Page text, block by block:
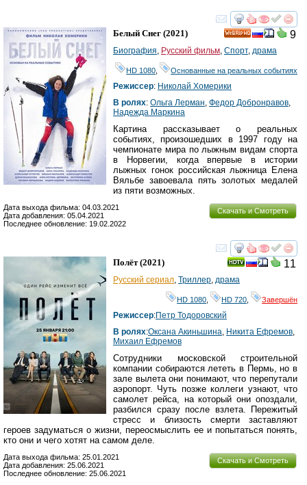
смотреть
9
Белый Снег (2021)
Биография, Русский фильм, Спорт, драма
HD 1080 Основанные на реальных событиях
Режиссер: Николай Хомерики
В ролях: Ольга Лерман, Федор Добронравов,
Надежда Маркина
Картина рассказывает о реальных
событиях, произошедших в 1997 году на
чемпионате мира по лыжным видам спорта
в Норвегии, когда впервые в истории
лыжных гонок российская лыжница Елена
Вяльбе завоевала пять золотых медалей
из пяти возможных.
Скачать и Смотреть
Дата выхода фильма: 04.03.2021
Дата добавления: 05.04.2021
Последнее обновление: 19.02.2022
смотреть
11
Полёт(2021)
Русский сериал, Триллер, драма
HD 1080 HD 720 Завершён
Режиссер:Петр Тодоровский
В ролях:Оксана Акиньшина, Никита Ефремов,
Михаил Ефремов
Сотрудники московской строительной
компании собираются лететь в Пермь, но в
зале вылета они понимают, что перепутали
аэропорт. Чуть позже коллеги узнают, что
самолет рейса, на который они опоздали,
разбился сразу после взлета. Пережитый
стресс и близость смерти заставляют
героев задуматься о жизни, переосмыслить ее и попытаться понять,
кто они и чего хотят на самом деле.
Скачать и Смотреть
Дата выхода фильма: 25.01.2021
Дата добавления: 25.06.2021
Последнее обновление: 25.06.2021